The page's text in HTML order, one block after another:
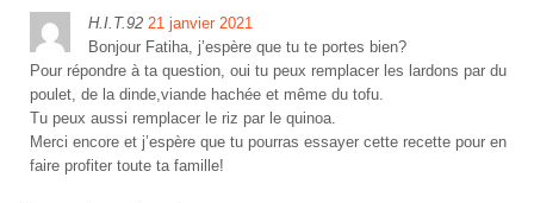
H.I.T.92 21 janvier 2021
Bonjour Fatiha, j’espère que tu te portes bien?
Pour répondre à ta question, oui tu peux remplacer les lardons par du
poulet, de la dinde,viande hachée et même du tofu.
Tu peux aussi remplacer le riz par le quinoa.
Merci encore et j’espère que tu pourras essayer cette recette pour en
faire profiter toute ta famille!